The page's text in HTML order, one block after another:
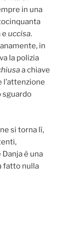
in una
e uccisa.
in
la polizia
a chiave
sguardo
si torna lì,
è una
fatto nulla